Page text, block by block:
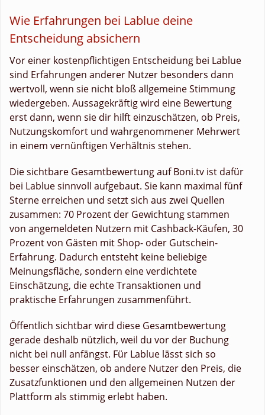
Wie Erfahrungen bei Lablue deine
Entscheidung absichern
Vor einer kostenpflichtigen Entscheidung bei Lablue
sind Erfahrungen anderer Nutzer besonders dann
wertvoll, wenn sie nicht bloß allgemeine Stimmung
wiedergeben. Aussagekräftig wird eine Bewertung
erst dann, wenn sie dir hilft einzuschätzen, ob Preis,
Nutzungskomfort und wahrgenommener Mehrwert
in einem vernünftigen Verhältnis stehen.
Die sichtbare Gesamtbewertung auf Boni.tv ist dafür
bei Lablue sinnvoll aufgebaut. Sie kann maximal fünf
Sterne erreichen und setzt sich aus zwei Quellen
zusammen: 70 Prozent der Gewichtung stammen
von angemeldeten Nutzern mit Cashback-Käufen, 30
Prozent von Gästen mit Shop- oder Gutschein-
Erfahrung. Dadurch entsteht keine beliebige
Meinungsfläche, sondern eine verdichtete
Einschätzung, die echte Transaktionen und
praktische Erfahrungen zusammenführt.
Öffentlich sichtbar wird diese Gesamtbewertung
gerade deshalb nützlich, weil du vor der Buchung
nicht bei null anfängst. Für Lablue lässt sich so
besser einschätzen, ob andere Nutzer den Preis, die
Zusatzfunktionen und den allgemeinen Nutzen der
Plattform als stimmig erlebt haben.